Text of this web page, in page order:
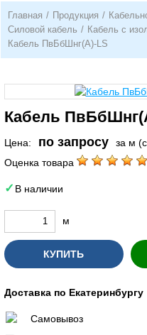
Главная / Продукция /
Силовой кабель / Кабель с
Кабель ПвБбШнг(А)-LS
Кабель
Цена: по запросу
за м
Оценка товара
В наличии
м
КУПИТЬ
Доставка по Екатеринбургу
Самовывоз